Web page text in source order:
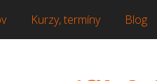
Kurzy, termíny Blog